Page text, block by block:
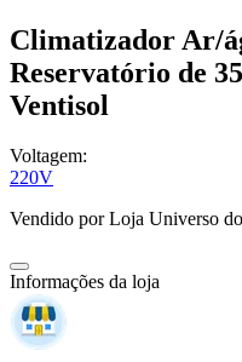
Climatizador Ar/
Reservatório de
Ventisol
Voltagem:
220V
Vendido porLoja Universo
Informações da loja